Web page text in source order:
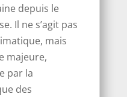
depuis le
Il ne s’agit pas
mais
majeure,
par la
des